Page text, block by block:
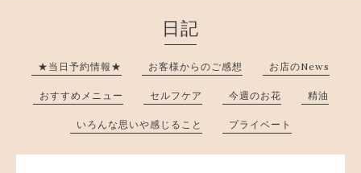
日記
★当日予約情報★ お客様からのご感想 お店のNews
おすすめメニュー セルフケア 今週のお花 精油
いろんな思いや感じること プライベート